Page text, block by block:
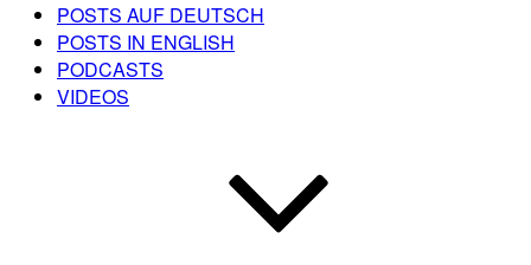
POSTS AUF DEUTSCH
POSTS IN ENGLISH
PODCASTS
VIDEOS